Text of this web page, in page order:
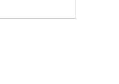
HOSPITAL DE